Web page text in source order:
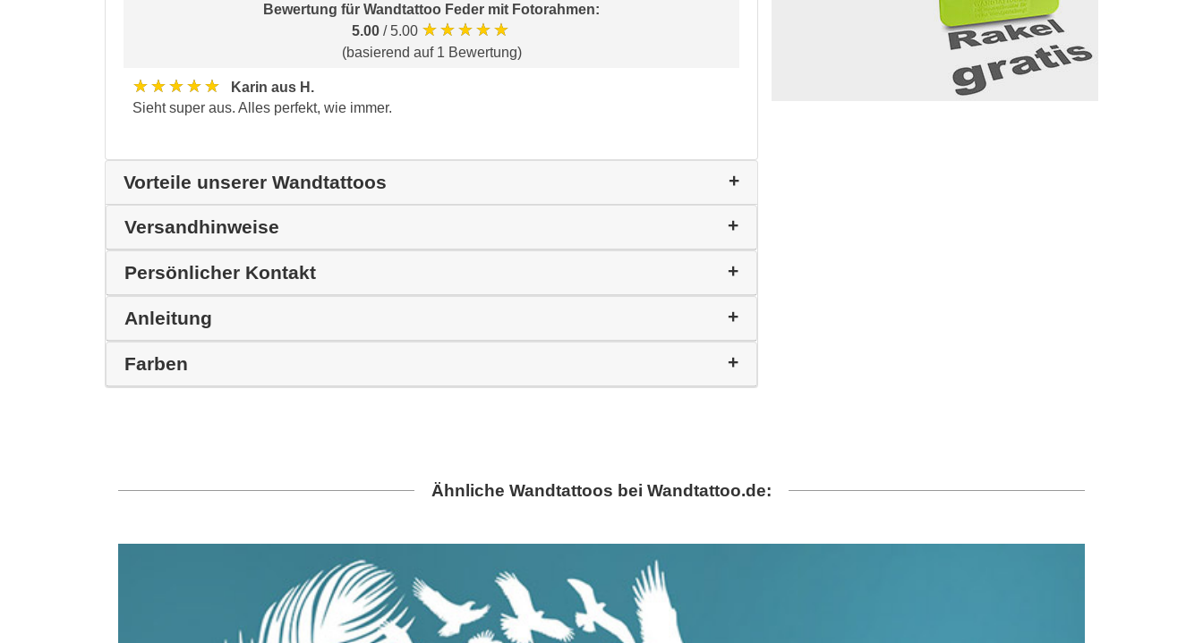
Bewertung für Wandtattoo Feder mit Fotorahmen:
5.00 / 5.00 ★★★★★
(basierend auf 1 Bewertung)
★★★★★
Karin aus H.
Sieht super aus. Alles perfekt, wie immer.
Vorteile unserer Wandtattoos
Versandhinweise
Persönlicher Kontakt
Anleitung
Farben
Ähnliche Wandtattoos bei Wandtattoo.de: